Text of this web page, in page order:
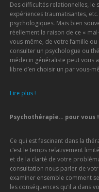
Des difficultés relationnelles, le
expériences traumatisantes,
psychologiques. Mais bien
réellement la raison de ce «
vous-même, de votre famille ou
consulter un psychologue ou
médecin généraliste peut vous
libre d’en choisir un par vous-
Lire plus !
Psychothérapie… pour vous !
Ce qui est fascinant dans la
c’est le temps relativement
et de la clarté de votre
consultation nous parler de
examiner ensemble comment
les conséquences qu’il a dans